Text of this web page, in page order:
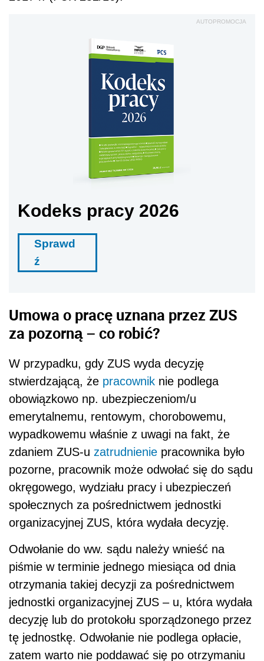
AUTOPROMOCJA
Kodeks pracy 2026
Sprawd
ź
Umowa o pracę uznana przez ZUS
za pozorną – co robić?
W przypadku, gdy ZUS wyda decyzję
stwierdzającą, że pracownik nie podlega
obowiązkowo np. ubezpieczeniom/u
emerytalnemu, rentowym, chorobowemu,
wypadkowemu właśnie z uwagi na fakt, że
zdaniem ZUS-u zatrudnienie pracownika było
pozorne, pracownik może odwołać się do sądu
okręgowego, wydziału pracy i ubezpieczeń
społecznych za pośrednictwem jednostki
organizacyjnej ZUS, która wydała decyzję.
Odwołanie do ww. sądu należy wnieść na
piśmie w terminie jednego miesiąca od dnia
otrzymania takiej decyzji za pośrednictwem
jednostki organizacyjnej ZUS – u, która wydała
decyzję lub do protokołu sporządzonego przez
tę jednostkę. Odwołanie nie podlega opłacie,
zatem warto nie poddawać się po otrzymaniu